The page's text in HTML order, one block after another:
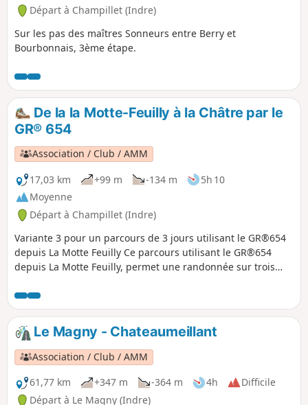
Départ à Champillet (Indre)
Sur les pas des maîtres Sonneurs entre Berry et
Bourbonnais, 3ème étape.
De la la Motte-Feuilly à la Châtre par le
GR® 654
Association / Club / AMM
17,03 km
+99 m -134 m
5h 10
Moyenne
Départ à Champillet (Indre)
Variante 3 pour un parcours de 3 jours utilisant le GR®654
depuis La Motte Feuilly Ce parcours utilisant le GR®654
depuis La Motte Feuilly, permet une randonnée sur trois
du sentier "Itinérance sur les pas des Maîtres Sonneurs
entre Berry et Bourbonnais" Soit la boucle : La Châtre - La
Berthenoux - La Motte Feuilly - La Châtre
Le Magny - Chateaumeillant
Association / Club / AMM
61,77 km
+347 m -364 m 4h
Difficile
Départ à Le Magny (Indre)